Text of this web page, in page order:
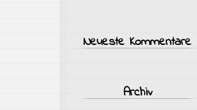
Neueste Kommentare
Archiv